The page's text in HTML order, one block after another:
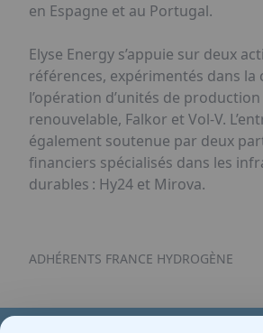
en Espagne et au Portugal.
Elyse Energy s’appuie sur deux
références, expérimentés dans
l’opération d’unités de production
renouvelable, Falkor et Vol-V.
également soutenue par deux
financiers spécialisés dans les
durables : Hy24 et Mirova.
ADHÉRENTS FRANCE HYDROGÈNE